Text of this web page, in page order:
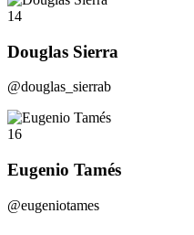
14
Douglas Sierra
@douglas_sierrab
16
Eugenio Tamés
@eugeniotames